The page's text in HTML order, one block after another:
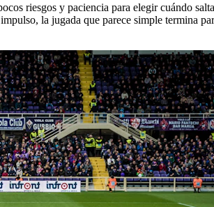
riesgos y paciencia para elegir cuándo
la jugada que parece simple termina